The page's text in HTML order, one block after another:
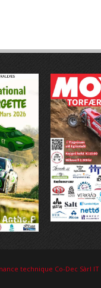
technique Co-Dec Sàrl IT